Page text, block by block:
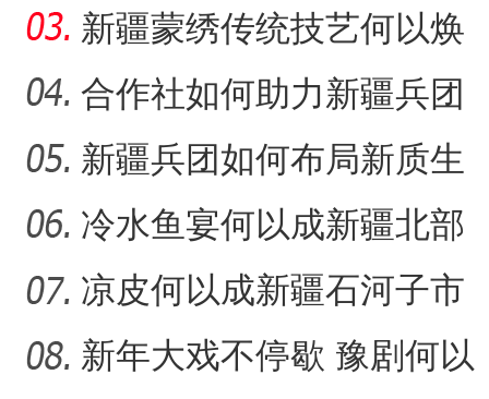
扬千里？
新疆蒙绣传统技艺何以焕
发生机？
合作社如何助力新疆兵团
民众“花样”增收？
新疆兵团如何布局新质生
产力的发展？
冷水鱼宴何以成新疆北部
的城市名片？
凉皮何以成新疆石河子市
的味觉记忆？
新年大戏不停歇 豫剧何以